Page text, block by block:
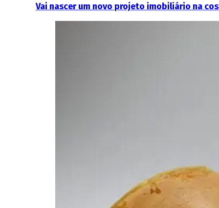
Vai nascer um novo projeto imobiliário na